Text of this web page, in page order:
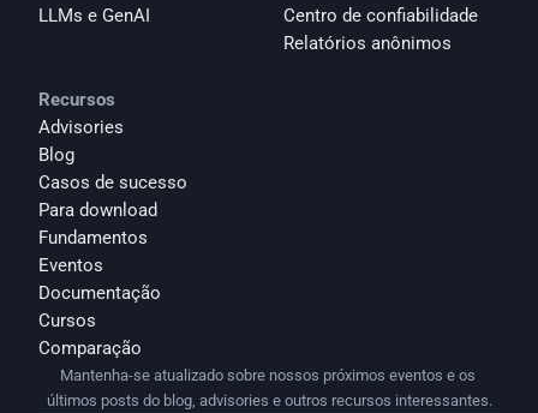
LLMs e GenAI
Centro de confiabilidade
Relatórios anônimos
Recursos
Advisories
Blog
Casos de sucesso
Para download
Fundamentos
Eventos
Documentação
Cursos
Comparação
Mantenha-se atualizado sobre nossos próximos eventos e os
últimos posts do blog, advisories e outros recursos interessantes.